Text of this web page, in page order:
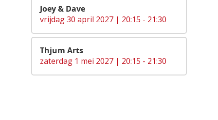
Joey & Dave
vrijdag 30 april 2027 | 20:15 - 21:30
Thjum Arts
zaterdag 1 mei 2027 | 20:15 - 21:30